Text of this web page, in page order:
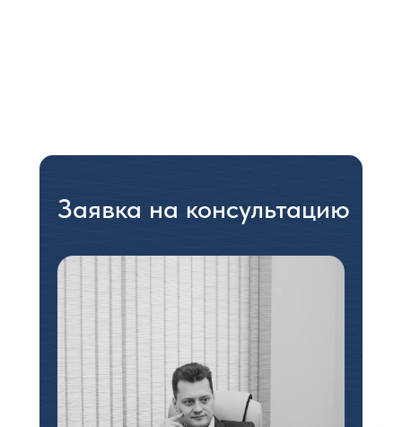
Заявка на консультацию